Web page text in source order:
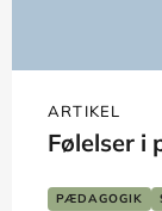
ARTIKEL
Følelser i
PÆDAGOGIK